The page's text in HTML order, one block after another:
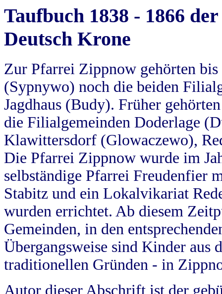
Taufbuch 1838 - 1866
Deutsch Krone
Zur Pfarrei Zippnow gehörten
(Sypnywo) noch die beiden
Jagdhaus (Budy). Früher
die Filialgemeinden Doderlage
Klawittersdorf (Glowaczewo),
Die Pfarrei Zippnow wurde im
selbständige Pfarrei Freudenfier
Stabitz und ein Lokalvikariat
wurden errichtet. Ab diesem
Gemeinden, in den
Übergangsweise sind Kinder aus
traditionellen Gründen - in
Autor dieser Abschrift ist der